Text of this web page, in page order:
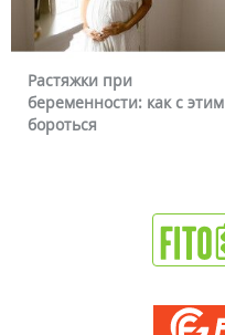
Растяжки при
беременности: как с этим
бороться